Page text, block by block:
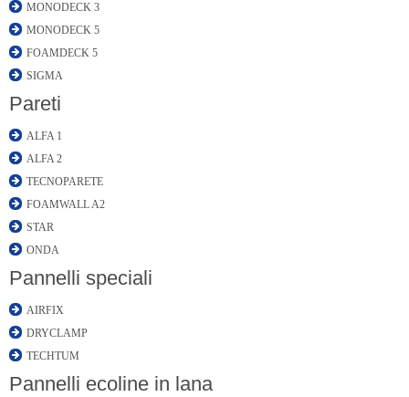
MONODECK 3
MONODECK 5
FOAMDECK 5
SIGMA
Pareti
ALFA 1
ALFA 2
TECNOPARETE
FOAMWALL A2
STAR
ONDA
Pannelli speciali
AIRFIX
DRYCLAMP
TECHTUM
Pannelli ecoline in lana